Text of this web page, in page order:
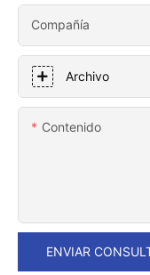
Compañía
Archivo
Contenido
ENVIAR